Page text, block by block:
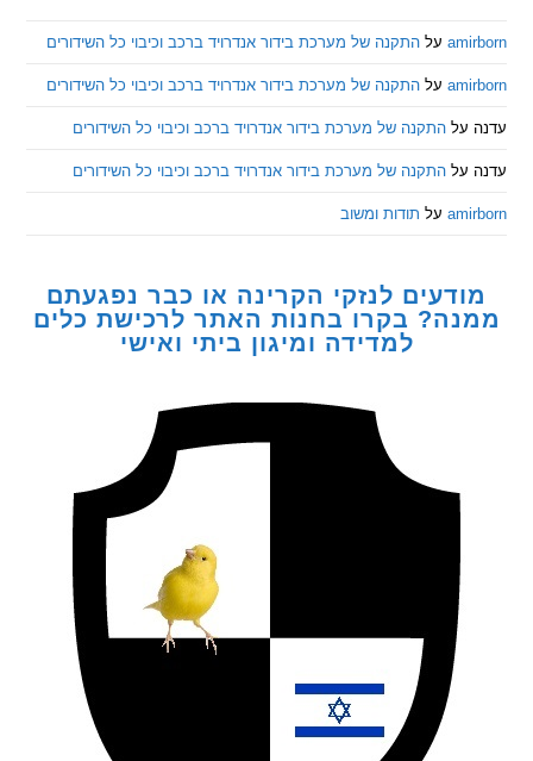
עלהתקנה של מערכת בידור אנדרויד ברכב וכיבוי כל השידורים
עלהתקנה של מערכת בידור אנדרויד ברכב וכיבוי כל השידורים
התקנה של מערכת בידור אנדרויד ברכב וכיבוי כל השידורים
התקנה של מערכת בידור אנדרויד ברכב וכיבוי כל השידורים
עלתודות ומשוב
לנזקי הקרינה או כבר נפגעתם
בקרו בחנות האתר לרכישת כלים
למדידה ומיגון ביתי ואישי